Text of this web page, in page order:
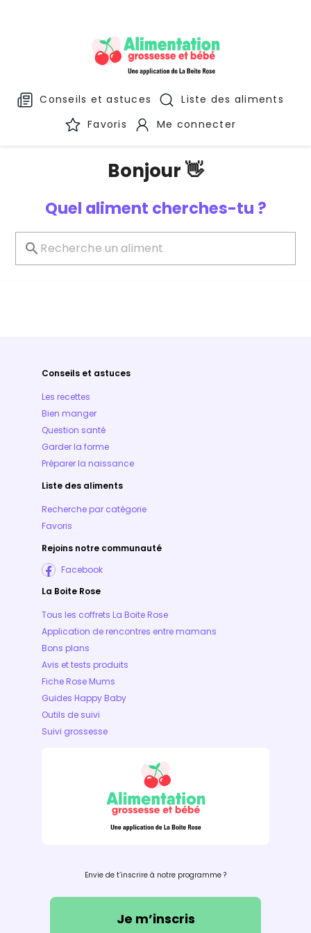
Conseils et astuces
Liste des aliments
Favoris
Me connecter
Bonjour 👋
Quel aliment cherches-tu ?
Conseils et astuces
Les recettes
Bien manger
Question santé
Garder la forme
Préparer la naissance
Liste des aliments
Recherche par catégorie
Favoris
Rejoins notre communauté
Facebook
La Boite Rose
Tous les coffrets La Boite Rose
Application de rencontres entre mamans
Bons plans
Avis et tests produits
Fiche Rose Mums
Guides Happy Baby
Outils de suivi
Suivi grossesse
Envie de t’inscrire à notre programme ?
Je m’inscris